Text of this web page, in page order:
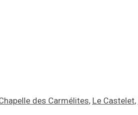
des Carmélites, Le Castelet,